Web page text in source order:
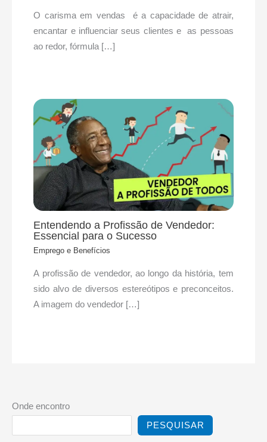
O carisma em vendas é a capacidade de atrair,
encantar e influenciar seus clientes e as pessoas
ao redor, fórmula […]
Entendendo a Profissão de Vendedor:
Essencial para o Sucesso
Emprego e Benefícios
A profissão de vendedor, ao longo da história, tem
sido alvo de diversos estereótipos e preconceitos.
A imagem do vendedor […]
Onde encontro
PESQUISAR